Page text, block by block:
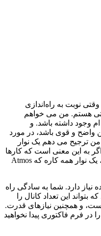
نوبت به راه‌اندازی
هستم. من می خواهم
وجود داشته باشد. و
واضح و قوی باشد، در مورد
ترجیح می دهم یک نوار
اگر به این معنی است که کارها
را در چند دقیقه تنظیم کنم. برای من، یک نوار همه کاره که Atmos
کانال به گیرنده نیاز دارد. شما به سادگی راه
این تعداد کانال را
و همچنین نیازهای قدرت.
در فرم فاکتوری پیدا نخواهید